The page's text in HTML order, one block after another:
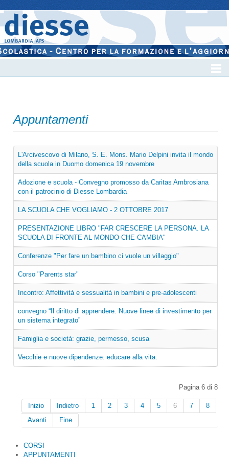
Appuntamenti
L'Arcivescovo di Milano, S. E. Mons. Mario Delpini invita il mondo
della scuola in Duomo domenica 19 novembre
Adozione e scuola - Convegno promosso da Caritas Ambrosiana
con il patrocinio di Diesse Lombardia
LA SCUOLA CHE VOGLIAMO - 2 OTTOBRE 2017
PRESENTAZIONE LIBRO "FAR CRESCERE LA PERSONA. LA
SCUOLA DI FRONTE AL MONDO CHE CAMBIA"
Conferenze "Per fare un bambino ci vuole un villaggio"
Corso "Parents star"
Incontro: Affettività e sessualità in bambini e pre-adolescenti
convegno “Il diritto di apprendere. Nuove linee di investimento per
un sistema integrato”
Famiglia e società: grazie, permesso, scusa
Vecchie e nuove dipendenze: educare alla vita.
Pagina 6 di 8
Inizio Indietro 1 2 3 4 5 6 7
8
Avanti
Fine
CORSI
APPUNTAMENTI